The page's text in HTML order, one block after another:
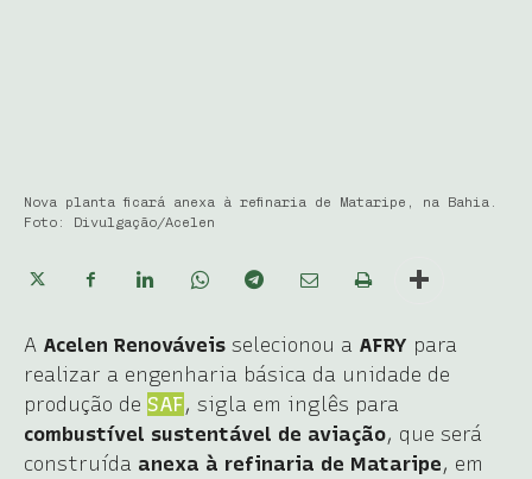
Nova planta ficará anexa à refinaria de Mataripe, na Bahia.
Foto: Divulgação/Acelen
A Acelen Renováveis selecionou a AFRY para
realizar a engenharia básica da unidade de
produção de SAF, sigla em inglês para
combustível sustentável de aviação, que será
construída anexa à refinaria de Mataripe, em